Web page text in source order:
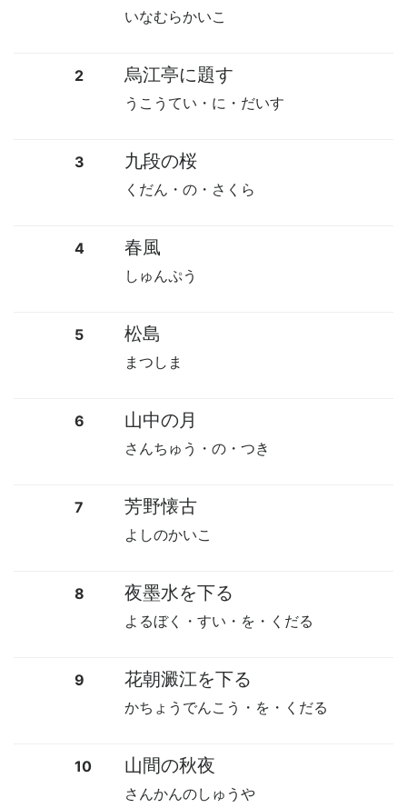
いなむらかいこ
2 烏江亭に題す
うこうてい・に・だいす
3 九段の桜
くだん・の・さくら
4 春風
しゅんぷう
5 松島
まつしま
6 山中の月
さんちゅう・の・つき
7 芳野懐古
よしのかいこ
8 夜墨水を下る
よるぼく・すい・を・くだる
9 花朝澱江を下る
かちょうでんこう・を・くだる
10 山間の秋夜
さんかんのしゅうや